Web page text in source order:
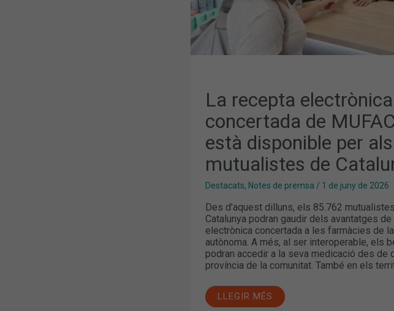
La recepta electrònica
concertada de
està disponible per als
mutualistes de
Destacats, Notes de premsa / 1 de juny de 2026
Des d’aquest dilluns, els 85.762
Catalunya podran gaudir dels avantatges
electrònica concertada a les farmàcies de
autònoma. A més, al ser interoperable, els
podran accedir a la seva medicació des de
província de la comunitat. També en els
MUTUALISTES
CATALUNYA
LLEGIR MÉS